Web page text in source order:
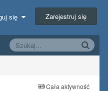
się Zarejestruj się
Cała aktywność